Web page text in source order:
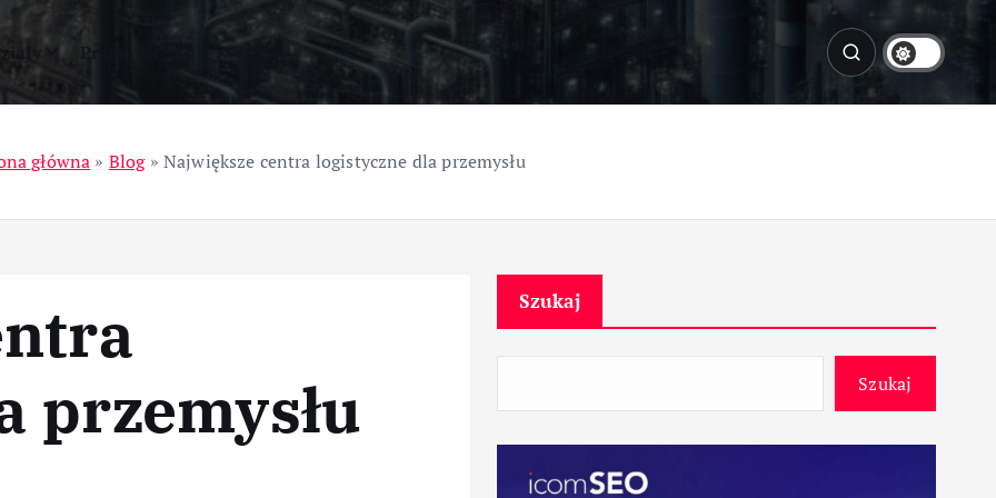
Przemysł
główna » Blog» Największe centra logistyczne dla przemysłu
przemysłu
Szukaj
Szukaj